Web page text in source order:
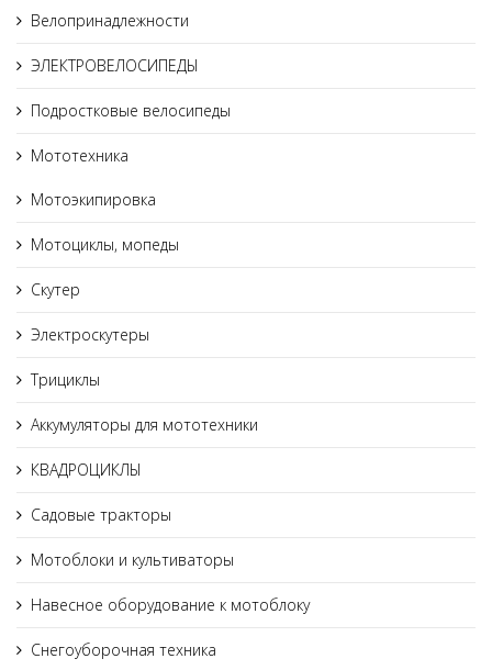
Велопринадлежности
ЭЛЕКТРОВЕЛОСИПЕДЫ
Подростковые велосипеды
Мототехника
Мотоэкипировка
Мотоциклы, мопеды
Скутер
Электроскутеры
Трициклы
Аккумуляторы для мототехники
КВАДРОЦИКЛЫ
Садовые тракторы
Мотоблоки и культиваторы
Навесное оборудование к мотоблоку
Снегоуборочная техника